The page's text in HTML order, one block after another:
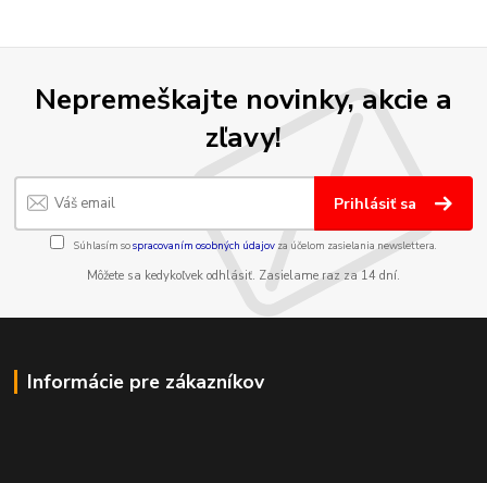
Nepremeškajte novinky, akcie a
zľavy!
Prihlásiť sa
Súhlasím sospracovaním osobných údajov za účelom zasielania newslettera.
Môžete sa kedykoľvek odhlásiť. Zasielame raz za 14 dní.
Informácie pre zákazníkov